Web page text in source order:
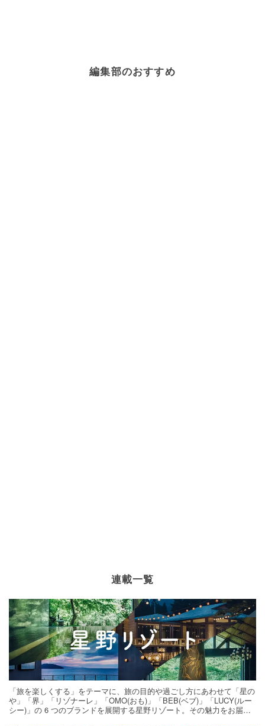
編集部のおすすめ
連載一覧
「旅を楽しくする」をテーマに、旅の目的や過ごし方にあわせて「星の
や」「界」「リゾナーレ」「OMO(おも)」「BEB(ベブ)」「LUCY(ルー
シー)」の 6 つのブランドを展開する星野リゾート。その魅力をお届け